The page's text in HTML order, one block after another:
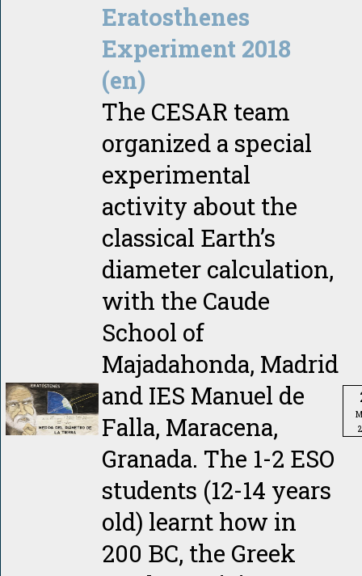
Eratosthenes
Experiment 2018
(en)
The CESAR team
organized a special
experimental
activity about the
classical Earth’s
diameter calculation,
with the Caude
School of
Majadahonda, Madrid
and IES Manuel de
Falla, Maracena,
Granada. The 1-2 ESO
students (12-14 years
old) learnt how in
200 BC, the Greek